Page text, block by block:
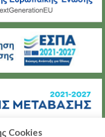
Cookies